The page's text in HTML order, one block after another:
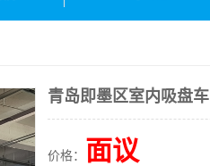
青岛即墨区室内吸盘
价格： 面议